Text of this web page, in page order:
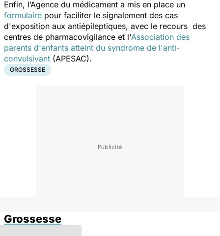
Enfin, l’Agence du médicament a mis en place un
formulaire pour faciliter le signalement des cas
d'exposition aux antiépileptiques, avec le recours des
centres de pharmacovigilance et l'Association des
parents d'enfants atteint du syndrome de l'anti-
convulsivant (APESAC).
GROSSESSE
Grossesse